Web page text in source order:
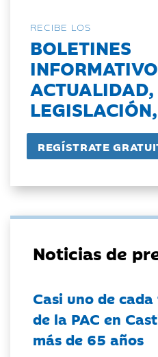
RECIBE LOS
BOLETINES
ACTUALIDAD,
Noticias de
Casi uno de
de la PAC en
más de 65 años